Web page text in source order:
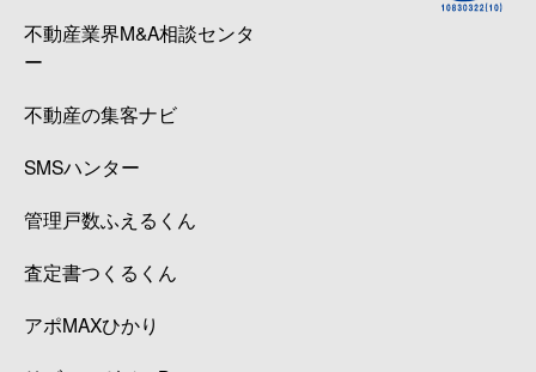
不動産業界M&A相談センタ
ー
不動産の集客ナビ
SMSハンター
管理戸数ふえるくん
査定書つくるくん
アポMAXひかり